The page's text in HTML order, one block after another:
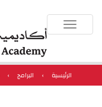
Toggle
navigation
الرئيسية › البرامج ›